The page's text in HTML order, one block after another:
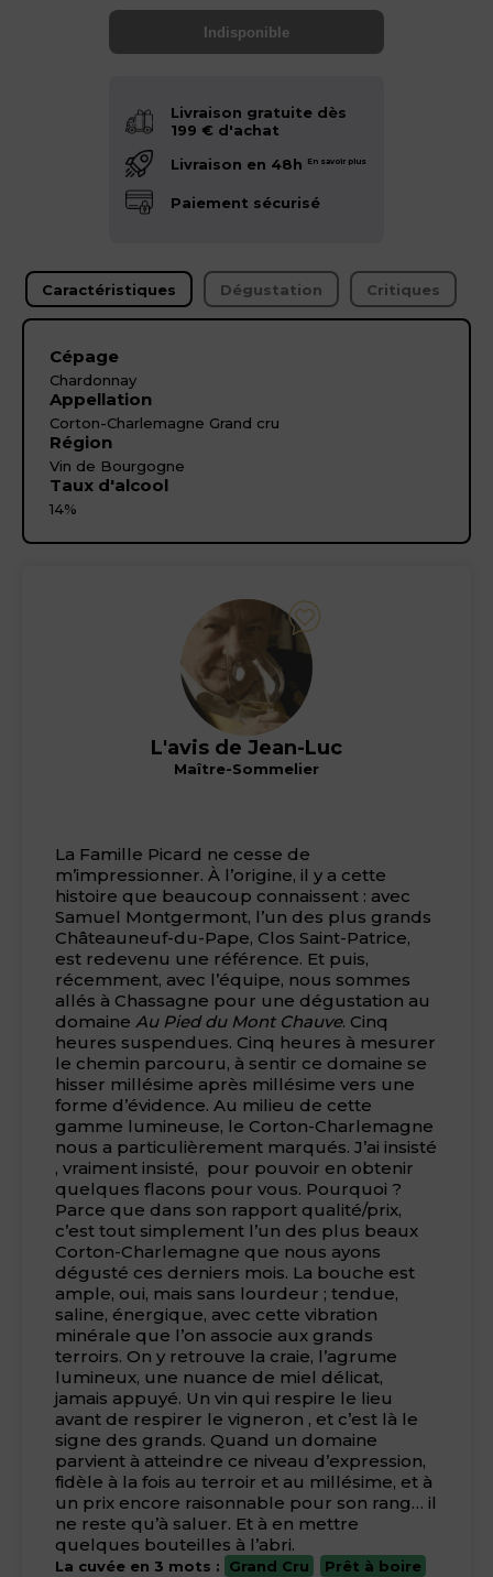
Indisponible
Livraison gratuite dès
199 € d'achat
Livraison en 48h
En savoir plus
Paiement sécurisé
Caractéristiques Dégustation Critiques
Cépage
Chardonnay
Appellation
Corton-Charlemagne Grand cru
Région
Vin de Bourgogne
Taux d'alcool
14%
L'avis de Jean-Luc
Maître-Sommelier
La Famille Picard ne cesse de
m’impressionner. À l’origine, il y a cette
histoire que beaucoup connaissent : avec
Samuel Montgermont, l’un des plus grands
Châteauneuf-du-Pape, Clos Saint-Patrice,
est redevenu une référence. Et puis,
récemment, avec l’équipe, nous sommes
allés à Chassagne pour une dégustation au
domaine Au Pied du Mont Chauve. Cinq
heures suspendues. Cinq heures à mesurer
le chemin parcouru, à sentir ce domaine se
hisser millésime après millésime vers une
forme d’évidence. Au milieu de cette
gamme lumineuse, le Corton-Charlemagne
nous a particulièrement marqués. J’ai insisté
, vraiment insisté, pour pouvoir en obtenir
quelques flacons pour vous. Pourquoi ?
Parce que dans son rapport qualité/prix,
c’est tout simplement l’un des plus beaux
Corton-Charlemagne que nous ayons
dégusté ces derniers mois. La bouche est
ample, oui, mais sans lourdeur ; tendue,
saline, énergique, avec cette vibration
minérale que l’on associe aux grands
terroirs. On y retrouve la craie, l’agrume
lumineux, une nuance de miel délicat,
jamais appuyé. Un vin qui respire le lieu
avant de respirer le vigneron , et c’est là le
signe des grands. Quand un domaine
parvient à atteindre ce niveau d’expression,
fidèle à la fois au terroir et au millésime, et à
un prix encore raisonnable pour son rang… il
ne reste qu’à saluer. Et à en mettre
quelques bouteilles à l’abri.
La cuvée en 3 mots : Grand Cru
Prêt à boire